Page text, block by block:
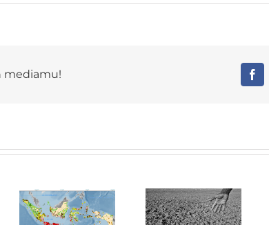
mediamu!
Transformasi
Paradigma